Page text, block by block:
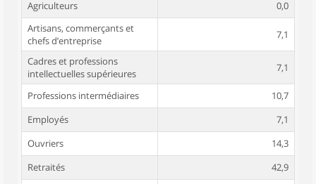
Agriculteurs
0,0
Artisans, commerçants et
chefs d’entreprise
7,1
Cadres et professions
intellectuelles supérieures
7,1
Professions intermédiaires
10,7
Employés
7,1
Ouvriers
14,3
Retraités
42,9